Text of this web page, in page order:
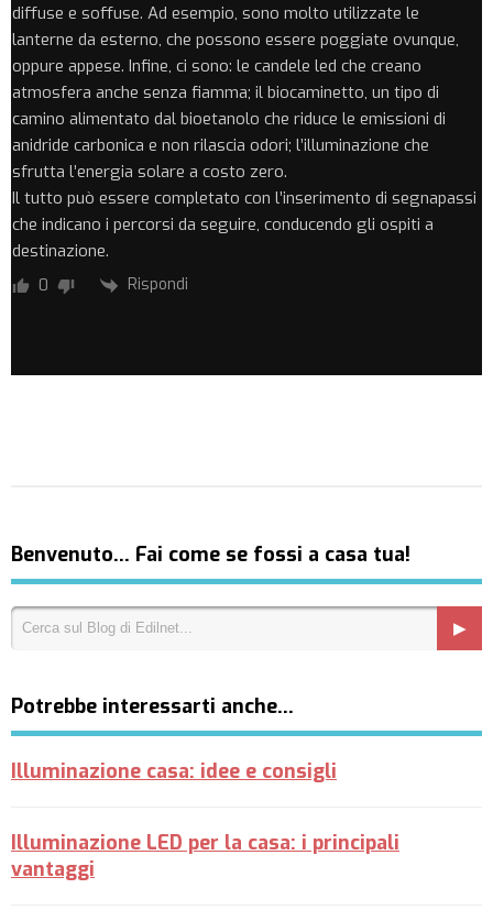
diffuse e soffuse. Ad esempio, sono molto utilizzate le
lanterne da esterno, che possono essere poggiate ovunque,
oppure appese. Infine, ci sono: le candele led che creano
atmosfera anche senza fiamma; il biocaminetto, un tipo di
camino alimentato dal bioetanolo che riduce le emissioni di
anidride carbonica e non rilascia odori; l’illuminazione che
sfrutta l’energia solare a costo zero.
Il tutto può essere completato con l’inserimento di segnapassi
che indicano i percorsi da seguire, conducendo gli ospiti a
destinazione.
0 Rispondi
Benvenuto… Fai come se fossi a casa tua!
Potrebbe interessarti anche…
Illuminazione casa: idee e consigli
Illuminazione LED per la casa: i principali
vantaggi